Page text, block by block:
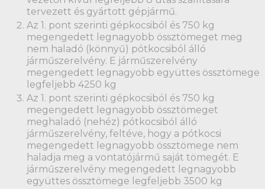
tervezett és gyártott gépjármű.
Az 1. pont szerinti gépkocsiból és 750 kg
megengedett legnagyobb össztömeget meg
nem haladó (könnyű) pótkocsiból álló
járműszerelvény. E járműszerelvény
megengedett legnagyobb együttes össztömege
legfeljebb 4250 kg
Az 1. pont szerinti gépkocsiból és 750 kg
megengedett legnagyobb össztömeget
meghaladó (nehéz) pótkocsiból álló
járműszerelvény, feltéve, hogy a pótkocsi
megengedett legnagyobb össztömege nem
haladja meg a vontatójármű saját tömegét. E
járműszerelvény megengedett legnagyobb
együttes össztömege legfeljebb 3500 kg